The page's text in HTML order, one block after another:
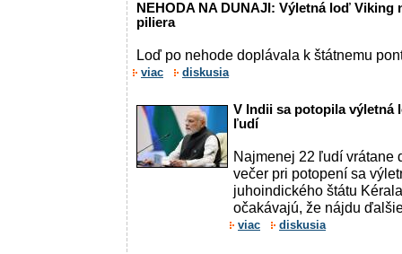
NEHODA NA DUNAJI: Výletná loď Viking
piliera
Loď po nehode doplávala k štátnemu
viac diskusia
V Indii sa potopila výletná
ľudí
Najmenej 22 ľudí vrátane
večer pri potopení sa
juhoindického štátu
očakávajú, že nájdu
viac diskusia